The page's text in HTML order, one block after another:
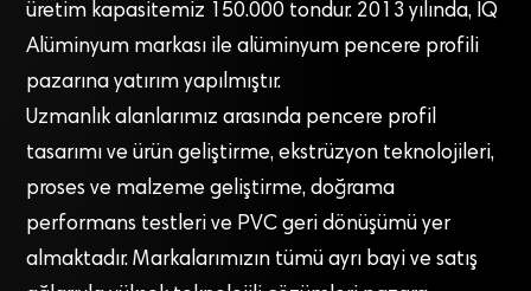
üretim kapasitemiz 150.000 tondur. 2013 yılında, IQ
Alüminyum markası ile alüminyum pencere profili
pazarına yatırım yapılmıştır.
Uzmanlık alanlarımız arasında pencere profil
tasarımı ve ürün geliştirme, ekstrüzyon teknolojileri,
proses ve malzeme geliştirme, doğrama
performans testleri ve PVC geri dönüşümü yer
almaktadır. Markalarımızın tümü ayrı bayi ve satış